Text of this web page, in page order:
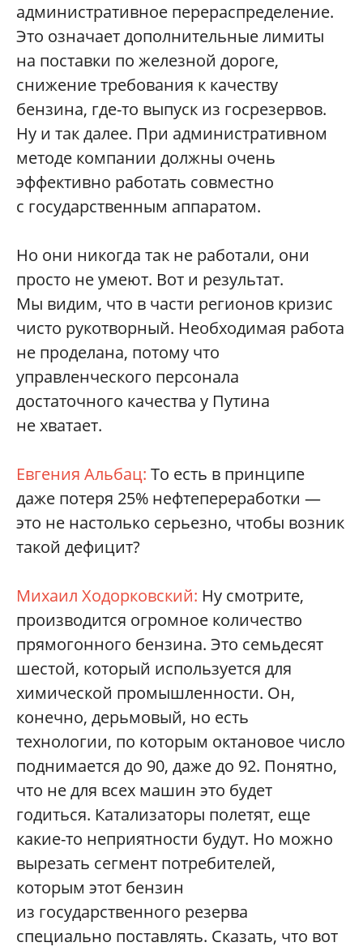
административное перераспределение.
Это означает дополнительные лимиты
на поставки по железной дороге,
снижение требования к качеству
бензина, где-то выпуск из госрезервов.
Ну и так далее. При административном
методе компании должны очень
эффективно работать совместно
с государственным аппаратом.
Но они никогда так не работали, они
просто не умеют. Вот и результат.
Мы видим, что в части регионов кризис
чисто рукотворный. Необходимая работа
не проделана, потому что
управленческого персонала
достаточного качества у Путина
не хватает.
Евгения Альбац: То есть в принципе
даже потеря 25% нефтепереработки —
это не настолько серьезно, чтобы возник
такой дефицит?
Михаил Ходорковский: Ну смотрите,
производится огромное количество
прямогонного бензина. Это семьдесят
шестой, который используется для
химической промышленности. Он,
конечно, дерьмовый, но есть
технологии, по которым октановое число
поднимается до 90, даже до 92. Понятно,
что не для всех машин это будет
годиться. Катализаторы полетят, еще
какие-то неприятности будут. Но можно
вырезать сегмент потребителей,
которым этот бензин
из государственного резерва
специально поставлять. Сказать, что вот